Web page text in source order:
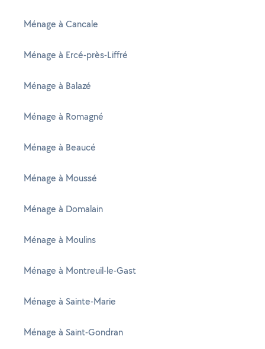
Ménage à Cancale
Ménage à Ercé-près-Liffré
Ménage à Balazé
Ménage à Romagné
Ménage à Beaucé
Ménage à Moussé
Ménage à Domalain
Ménage à Moulins
Ménage à Montreuil-le-Gast
Ménage à Sainte-Marie
Ménage à Saint-Gondran